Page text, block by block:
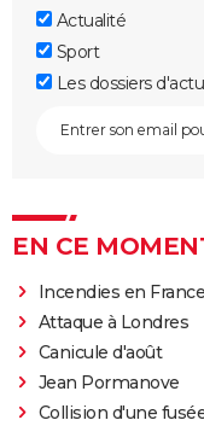
Actualité
Sport
Les dossiers d'actu
EN CE
Incendies en France
Attaque à Londres
Canicule d'août
Jean Pormanove
Collision d'une